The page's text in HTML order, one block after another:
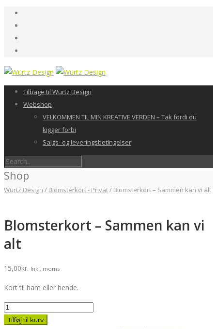
Tilbage til Würtz Design
Webshop
VELKOMMEN TIL MIN KREATIVE VERDEN – Tak fordi du
kigger forbi
Salgs- og leveringsbetingelser
Shop
Würtz Design / Blomsterkort - Privat/ Blomsterkort – Sammen kan vi alt
Blomsterkort – Sammen kan vi
alt
15,00kr. Inkl. moms
Kort til ham eller hende.
Blomsterkort
Tilføj til kurv